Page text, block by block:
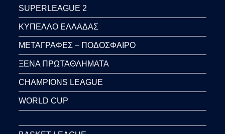
SUPERLEAGUE 2
ΚΥΠΕΛΛΟ ΕΛΛΑΔΑΣ
ΜΕΤΑΓΡΑΦΕΣ – ΠΟΔΟΣΦΑΙΡΟ
ΞΕΝΑ ΠΡΩΤΑΘΛΗΜΑΤΑ
CHAMPIONS LEAGUE
WORLD CUP